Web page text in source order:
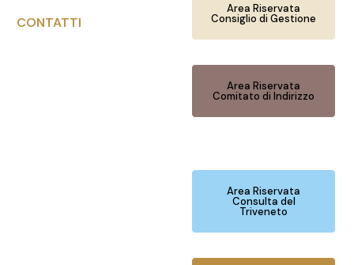
CONTATTI
Area Riservata
Consiglio di Gestione
Area Riservata
Comitato di Indirizzo
Area Riservata
Consulta del
Triveneto